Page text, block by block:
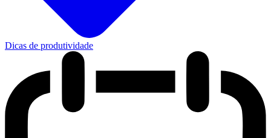
Dicas de produtividade